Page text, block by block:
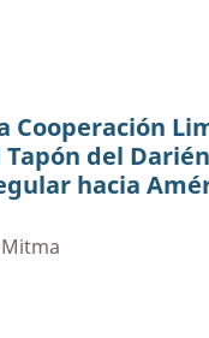
Cooperación
del
hacia